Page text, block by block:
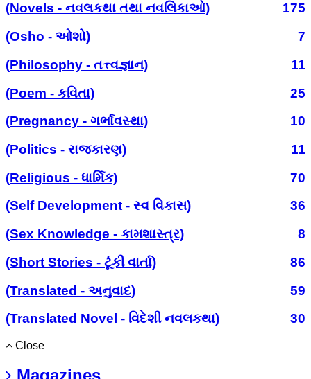
(Novels - નવલકથા તથા નવલિકાઓ)
175
(Osho - ઓશો)
7
(Philosophy - તત્ત્વજ્ઞાન)
11
(Poem - કવિતા)
25
(Pregnancy - ગર્ભાવસ્થા)
10
(Politics - રાજકારણ)
11
(Religious - ધાર્મિક)
70
(Self Development - સ્વ વિકાસ)
36
(Sex Knowledge - કામશાસ્ત્ર)
8
(Short Stories - ટૂંકી વાર્તા)
86
(Translated - અનુવાદ)
59
(Translated Novel - વિદેશી નવલકથા)
30
Close
Magazines